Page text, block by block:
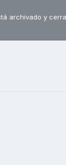
archivado y